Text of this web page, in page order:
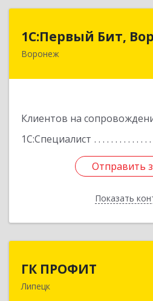
1С:Первый Бит,
Воронеж
Клиентов на
1С:Специалист
Отправить
Показать
394006, Воронежская обл,
Отправить
Назад
ГК ПРОФИТ
Липецк
398001, Липецкая обл,